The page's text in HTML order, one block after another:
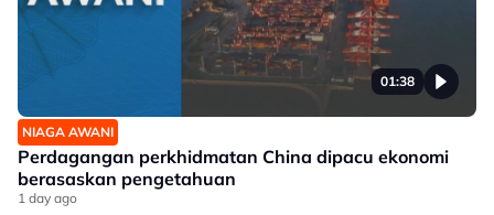
01:38
NIAGA AWANI
Perdagangan perkhidmatan China dipacu ekonomi
berasaskan pengetahuan
1 day ago